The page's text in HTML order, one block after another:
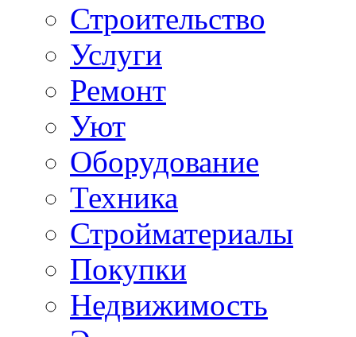
Строительство
Услуги
Ремонт
Уют
Оборудование
Техника
Стройматериалы
Покупки
Недвижимость